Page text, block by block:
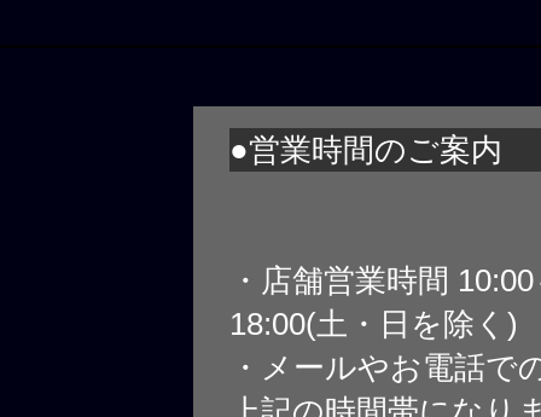
●営業時間のご案内
・店舗営業時間
18:00(土・日を除く)
・メールやお電話で